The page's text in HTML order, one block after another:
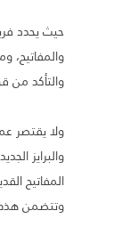
حيث يحدد
والمفاتيح،
والتأكد من
ولا يقتصر
والبرايز
المفاتيح
وتتضمن